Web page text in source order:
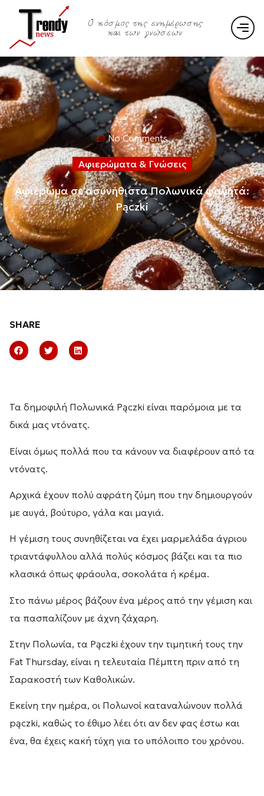
Ο κόσμος της ενημέρωσης
και των γνώσεων
No Comments
Αφιερώματα & Γνώσεις
Αφιέρωμα σε ασυνήθιστα Πολωνικά φαγητά:
Pączki
SHARE
Τα δημοφιλή Πολωνικά Pączki είναι παρόμοια με τα
δικά μας ντόνατς.
Είναι όμως πολλά που τα κάνουν να διαφέρουν από τα
ντόνατς.
Αρχικά έχουν πολύ αφράτη ζύμη που την δημιουργούν
με αυγά, βούτυρο, γάλα και μαγιά.
Η γέμιση τους συνηθίζεται να έχει μαρμελάδα άγριου
τριαντάφυλλου αλλά πολύς κόσμος βάζει και τα πιο
κλασικά όπως φράουλα, σοκολάτα ή κρέμα.
Στο πάνω μέρος βάζουν ένα μέρος από την γέμιση και
τα πασπαλίζουν με άχνη ζάχαρη.
Στην Πολωνία, τα Pączki έχουν την τιμητική τους την
Fat Thursday, είναι η τελευταία Πέμπτη πριν από τη
Σαρακοστή των Καθολικών.
Εκείνη την ημέρα, οι Πολωνοί καταναλώνουν πολλά
pączki, καθώς το έθιμο λέει ότι αν δεν φας έστω και
ένα, θα έχεις κακή τύχη για το υπόλοιπο του χρόνου.